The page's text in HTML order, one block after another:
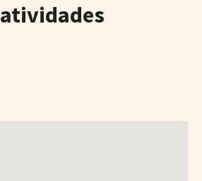
atividades